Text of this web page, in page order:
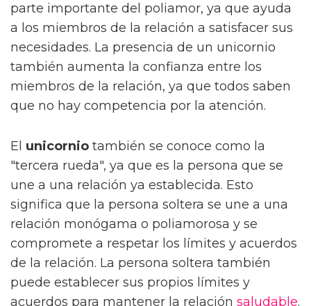
parte importante del poliamor, ya que ayuda
a los miembros de la relación a satisfacer sus
necesidades. La presencia de un unicornio
también aumenta la confianza entre los
miembros de la relación, ya que todos saben
que no hay competencia por la atención.
El unicornio también se conoce como la
"tercera rueda", ya que es la persona que se
une a una relación ya establecida. Esto
significa que la persona soltera se une a una
relación monógama o poliamorosa y se
compromete a respetar los límites y acuerdos
de la relación. La persona soltera también
puede establecer sus propios límites y
acuerdos para mantener la relación saludable.